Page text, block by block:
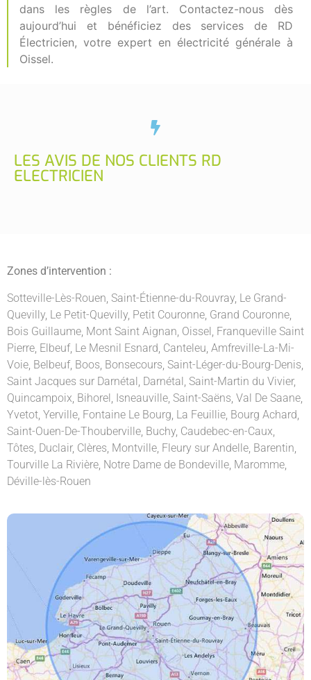
dans les règles de l’art. Contactez-nous dès
aujourd’hui et bénéficiez des services de RD
Électricien, votre expert en électricité générale à
Oissel.
LES AVIS DE NOS CLIENTS RD
ELECTRICIEN
Zones d’intervention :
Sotteville-Lès-Rouen Saint-Étienne-du-Rouvray Le Grand-
Quevilly Le Petit-Quevilly Petit Couronne Grand Couronne
Bois Guillaume Mont Saint Aignan Oissel Franqueville Saint
Pierre Elbeuf, Le Mesnil Esnard Canteleu Amfreville-La-Mi-
Voie Belbeuf, Boos Bonsecours Saint-Léger-du-Bourg-Denis
Saint Jacques sur Darnétal Darnétal Saint-Martin du Vivier,
Quincampoix Bihorel Isneauville Saint-Saëns Val De Saane
Yvetot Yerville Fontaine Le Bourg La Feuillie Bourg Achard
Saint-Ouen-De-Thouberville Buchy Caudebec-en-Caux
Tôtes Duclair, Clères Montville Fleury sur Andelle Barentin
Tourville La Rivière Notre Dame de Bondeville Maromme
Déville-lès-Rouen